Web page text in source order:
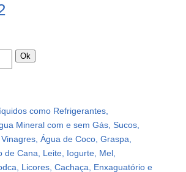
Ok
como Refrigerantes,
Mineral com e sem Gás, Sucos,
Água de Coco, Graspa,
de Cana, Leite, Iogurte, Mel,
Licores, Cachaça, Enxaguatório e